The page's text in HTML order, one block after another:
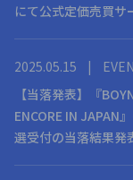
にて公式定価売買サ
2025.05.15 |
【当落発表】『
ENCORE IN JAPAN
選受付の当落結果発